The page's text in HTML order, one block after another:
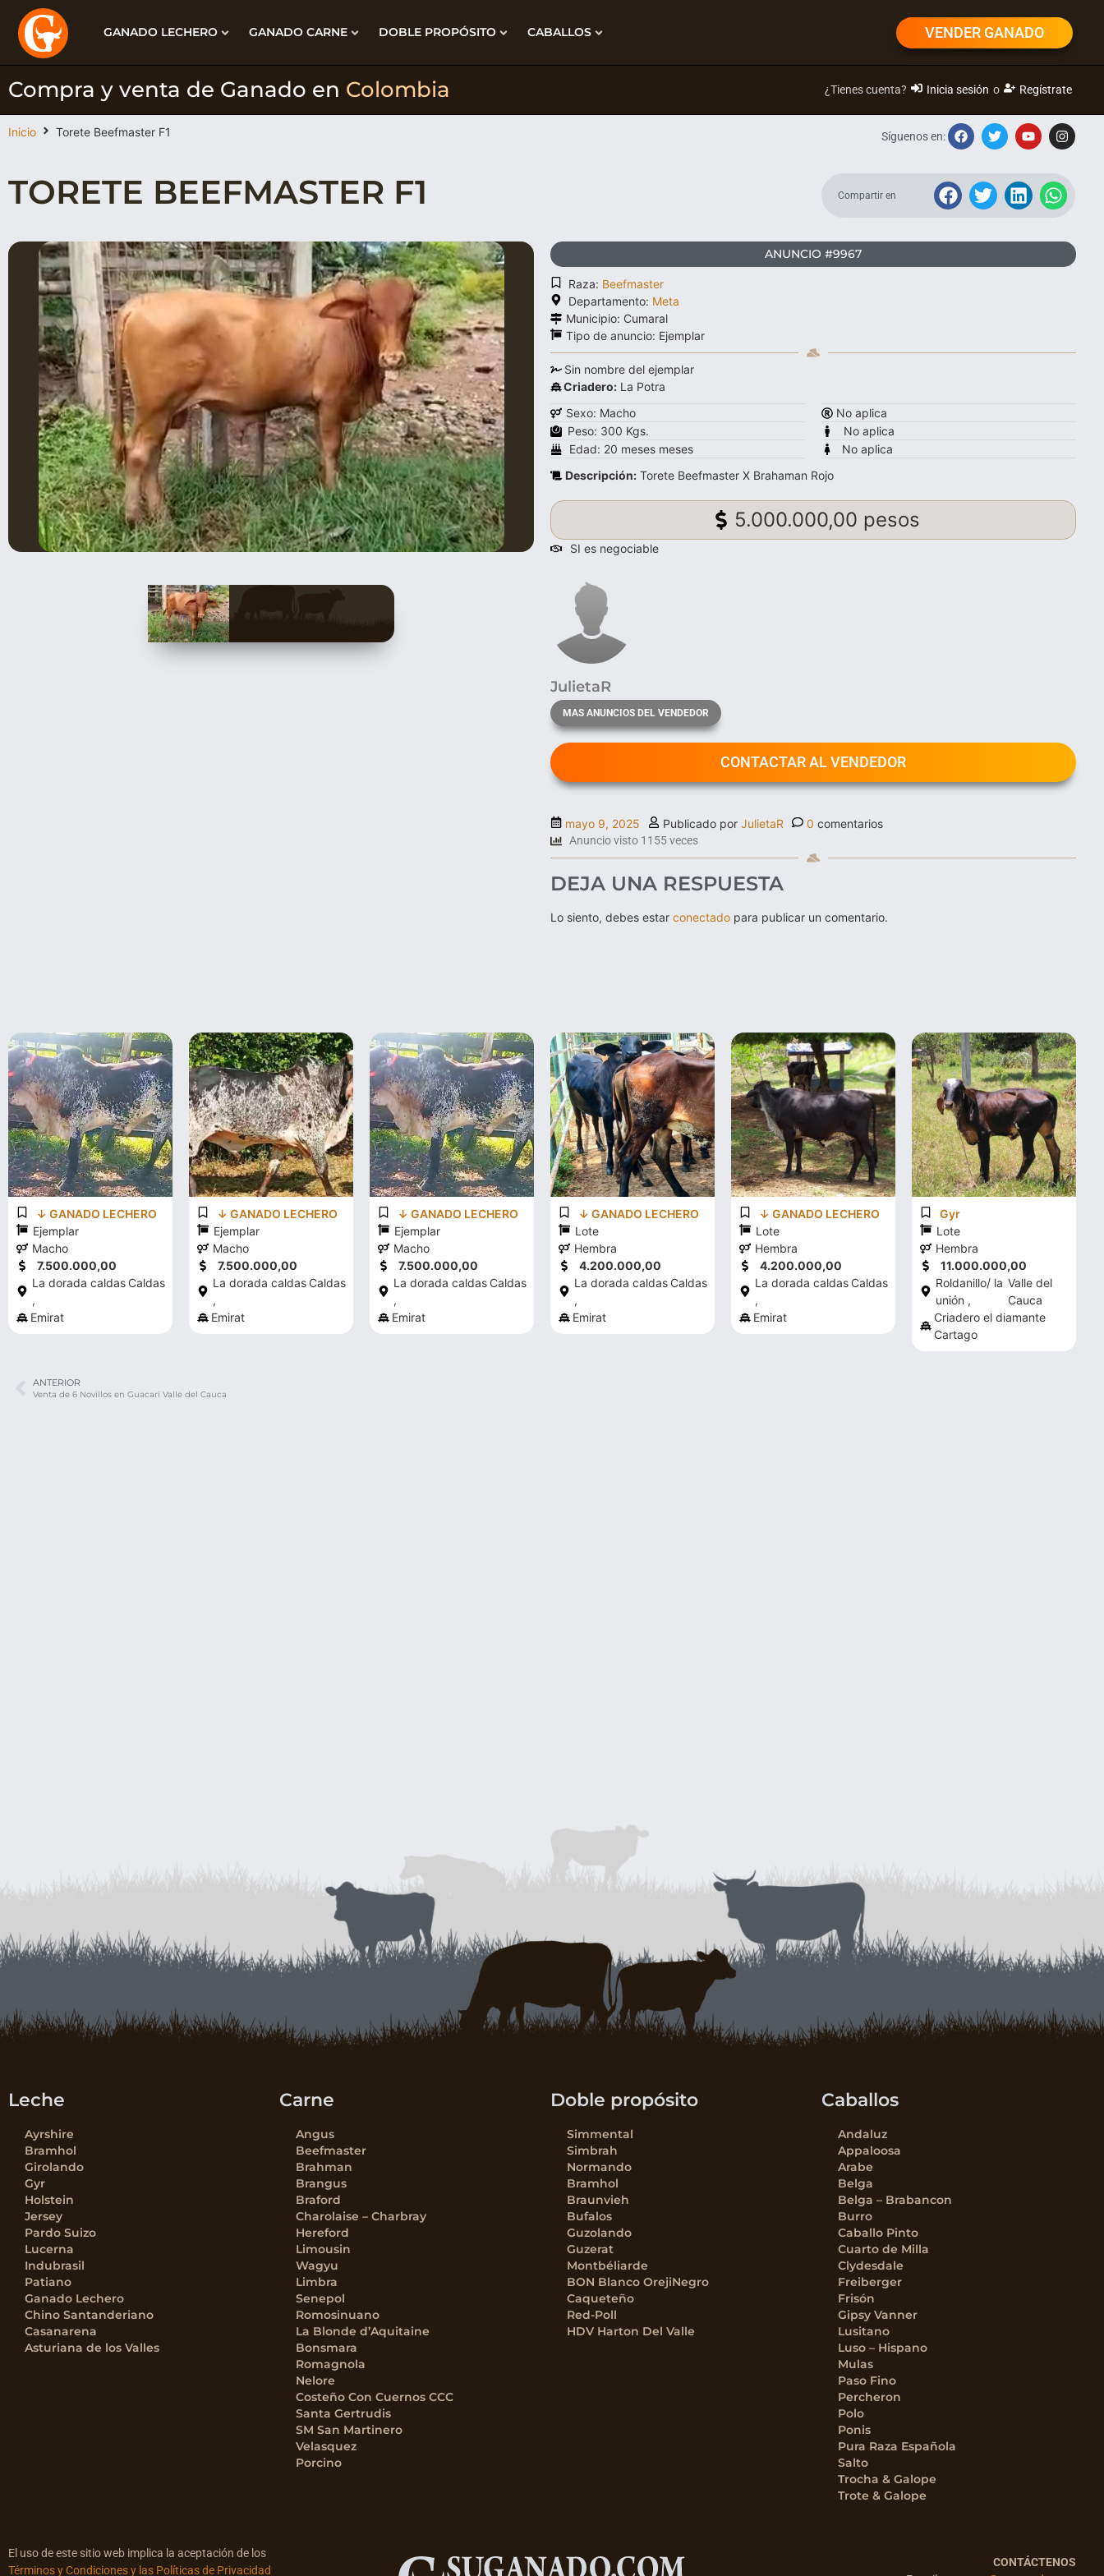
GANADO LECHERO GANADO CARNE DOBLE PROPÓSITO CABALLOS VENDER GANADO
Compra y venta de Ganado en Colombia ¿Tienes cuenta? Inicia sesión o Regístrate
Inicio Torete Beefmaster F1 Síguenos en:
TORETE BEEFMASTER F1 Compartir en
ANUNCIO #9967
Raza: Beefmaster
Departamento: Meta
Municipio: Cumaral
Tipo de anuncio: Ejemplar
Sin nombre del ejemplar
Criadero: La Potra
Sexo: Macho
Peso: 300 Kgs.
Edad: 20 meses meses
No aplica
No aplica
No aplica
Descripción: Torete Beefmaster X Brahaman Rojo
5.000.000,00 pesos
SI es negociable
JulietaR
MAS ANUNCIOS DEL VENDEDOR
CONTACTAR AL VENDEDOR
mayo 9, 2025 Publicado por JulietaR 0 comentarios
Anuncio visto 1155 veces
DEJA UNA RESPUESTA
Lo siento, debes estar conectado para publicar un comentario.
↓ GANADO LECHERO
Ejemplar
Macho
7.500.000,00
La dorada caldas
,
Caldas
Emirat
↓ GANADO LECHERO
Ejemplar
Macho
7.500.000,00
La dorada caldas
,
Caldas
Emirat
↓ GANADO LECHERO
Ejemplar
Macho
7.500.000,00
La dorada caldas
,
Caldas
Emirat
↓ GANADO LECHERO
Lote
Hembra
4.200.000,00
La dorada caldas
,
Caldas
Emirat
↓ GANADO LECHERO
Lote
Hembra
4.200.000,00
La dorada caldas
,
Caldas
Emirat
Gyr
Lote
Hembra
11.000.000,00
Roldanillo/ la
unión ,
Valle del
Cauca
Criadero el diamante
Cartago
ANTERIOR
Venta de 6 Novillos en Guacarí Valle del Cauca
Leche
Ayrshire
Bramhol
Girolando
Gyr
Holstein
Jersey
Pardo Suizo
Lucerna
Indubrasil
Patiano
Ganado Lechero
Chino Santanderiano
Casanarena
Asturiana de los Valles
Carne
Angus
Beefmaster
Brahman
Brangus
Braford
Charolaise – Charbray
Hereford
Limousin
Wagyu
Limbra
Senepol
Romosinuano
La Blonde d’Aquitaine
Bonsmara
Romagnola
Nelore
Costeño Con Cuernos CCC
Santa Gertrudis
SM San Martinero
Velasquez
Porcino
Doble propósito
Simmental
Simbrah
Normando
Bramhol
Braunvieh
Bufalos
Guzolando
Guzerat
Montbéliarde
BON Blanco OrejiNegro
Caqueteño
Red-Poll
HDV Harton Del Valle
Caballos
Andaluz
Appaloosa
Arabe
Belga
Belga – Brabancon
Burro
Caballo Pinto
Cuarto de Milla
Clydesdale
Freiberger
Frisón
Gipsy Vanner
Lusitano
Luso – Hispano
Mulas
Paso Fino
Percheron
Polo
Ponis
Pura Raza Española
Salto
Trocha & Galope
Trote & Galope
El uso de este sitio web implica la aceptación de los
Términos y Condiciones y las Políticas de Privacidad
CONTÁCTENOS